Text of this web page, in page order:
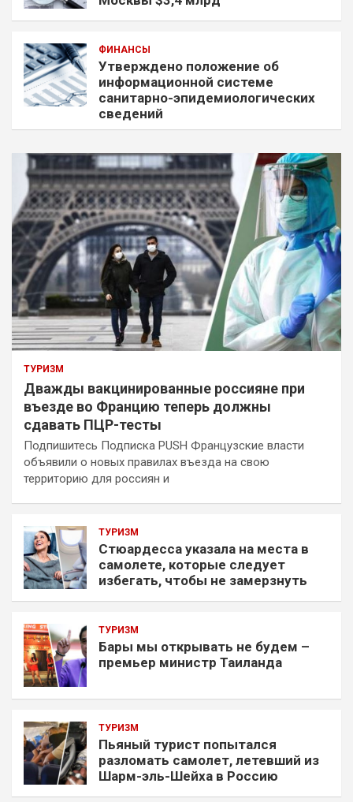
ФИНАНСЫ
Утверждено положение об
информационной системе
санитарно-эпидемиологических
сведений
ТУРИЗМ
Дважды вакцинированные россияне при
въезде во Францию теперь должны
сдавать ПЦР-тесты
Подпишитесь Подписка PUSH Французские власти
объявили о новых правилах въезда на свою
территорию для россиян и
ТУРИЗМ
Стюардесса указала на места в
самолете, которые следует
избегать, чтобы не замерзнуть
ТУРИЗМ
Бары мы открывать не будем –
премьер министр Таиланда
ТУРИЗМ
Пьяный турист попытался
разломать самолет, летевший из
Шарм-эль-Шейха в Россию